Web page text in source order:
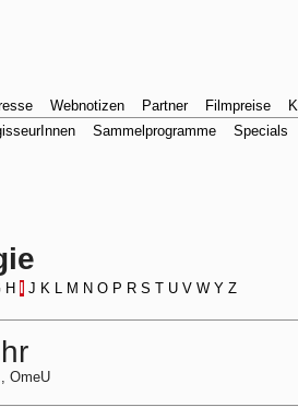
Webnotizen Partner Filmpreise
Sammelprogramme Specials
H J K L M N O P R S T U V W Y Z
OmeU